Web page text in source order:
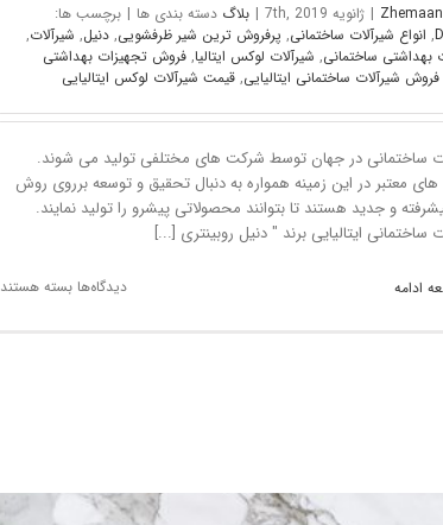
Zhemaan
| ژانویه 7th, 2019 | بلاگ دسته بندی ها | برچسب ها:
, انواع شیرآلات ساختمانی, پرفروش ترین شیر ظرفشویی,دنیل, شیرآلات,
بهداشتی ساختمانی, شیرآلات لوکس ایتالیا,فروش تجهیزات بهداشتی
فروش شیرآلات ساختمانی ایتالیایی,قیمت شیرآلات لوکس ایتالیایی
ساختمانی در جهان توسط شرکت های مختلفی تولید می شوند.
معتبر در این زمینه همواره به دنبال تحقیق و توسعه برروی روش
و جدید هستند تا بتوانند محصولاتی پیشرو را تولید نمایند.
ساختمانی ایتالیایی برند " دنیل روبینتری [...]
ادامه دیدگاه‌ها بسته هستند